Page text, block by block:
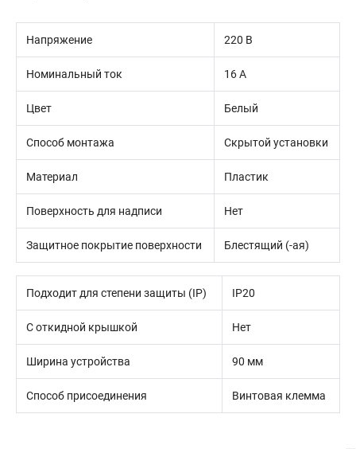
Напряжение 220 В
Номинальный ток 16 А
Цвет Белый
Способ монтажа Скрытой установки
Материал Пластик
Поверхность для надписи Нет
Защитное покрытие поверхности Блестящий (-ая)
Подходит для степени защиты (IP) IP20
С откидной крышкой Нет
Ширина устройства 90 мм
Способ присоединения Винтовая клемма